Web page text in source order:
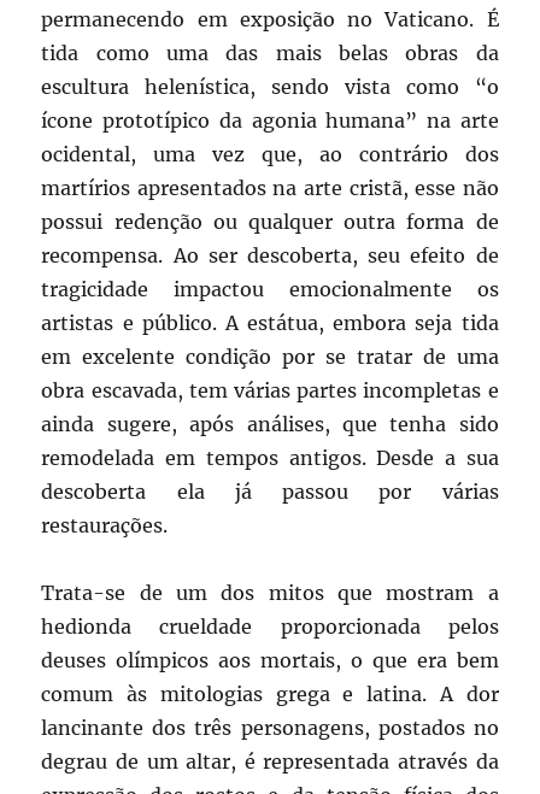
permanecendo em exposição no Vaticano. É
tida como uma das mais belas obras da
escultura helenística, sendo vista como “o
ícone prototípico da agonia humana” na arte
ocidental, uma vez que, ao contrário dos
martírios apresentados na arte cristã, esse não
possui redenção ou qualquer outra forma de
recompensa. Ao ser descoberta, seu efeito de
tragicidade impactou emocionalmente os
artistas e público. A estátua, embora seja tida
em excelente condição por se tratar de uma
obra escavada, tem várias partes incompletas e
ainda sugere, após análises, que tenha sido
remodelada em tempos antigos. Desde a sua
descoberta ela já passou por várias
restaurações.
Trata-se de um dos mitos que mostram a
hedionda crueldade proporcionada pelos
deuses olímpicos aos mortais, o que era bem
comum às mitologias grega e latina. A dor
lancinante dos três personagens, postados no
degrau de um altar, é representada através da